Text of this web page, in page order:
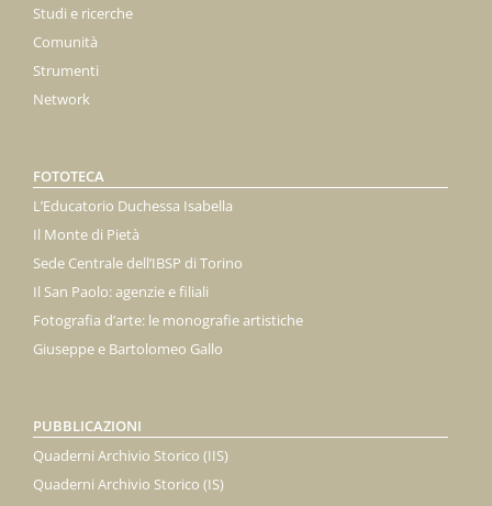
Studi e ricerche
Comunità
Strumenti
Network
FOTOTECA
L’Educatorio Duchessa Isabella
Il Monte di Pietà
Sede Centrale dell’IBSP di Torino
Il San Paolo: agenzie e filiali
Fotografia d’arte: le monografie artistiche
Giuseppe e Bartolomeo Gallo
PUBBLICAZIONI
Quaderni Archivio Storico (IIS)
Quaderni Archivio Storico (IS)